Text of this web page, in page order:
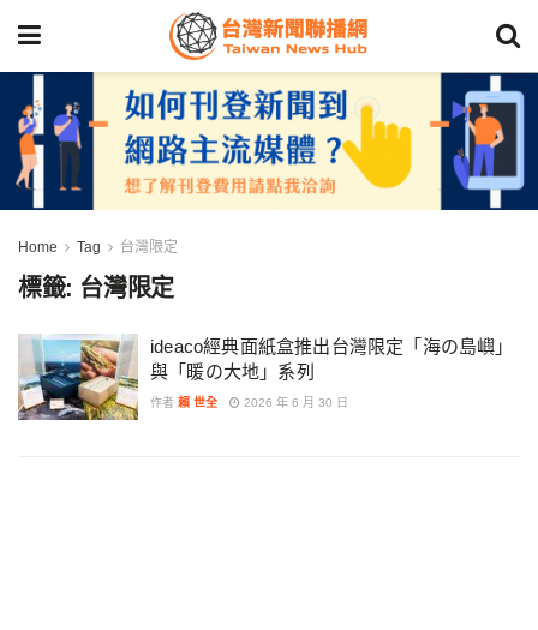
Home Tag 台灣限定
標籤: 台灣限定
ideaco經典面紙盒推出台灣限定「海の島嶼」
與「暖の大地」系列
作者 賴 世全 2026 年 6 月 30 日